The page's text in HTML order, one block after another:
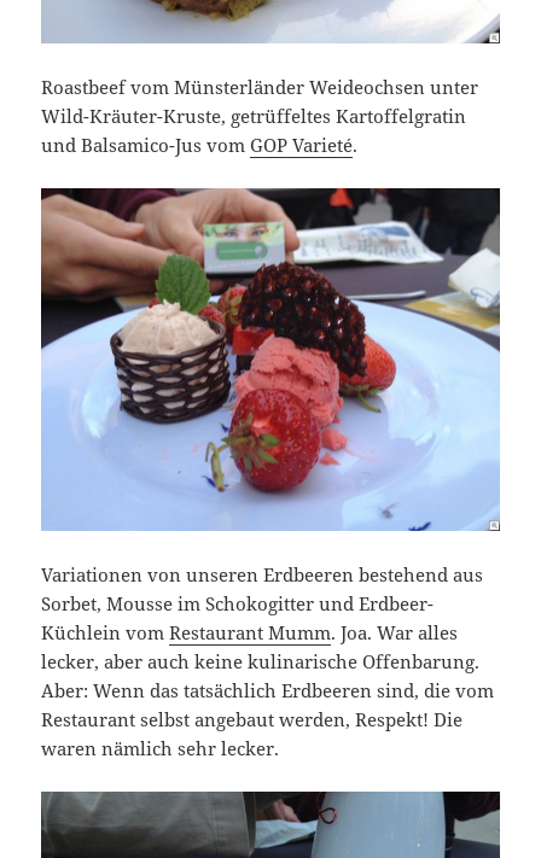
Roastbeef vom Münsterländer Weideochsen unter
Wild-Kräuter-Kruste, getrüffeltes Kartoffelgratin
und Balsamico-Jus vomGOP Varieté.
Variationen von unseren Erdbeeren bestehend aus
Sorbet, Mousse im Schokogitter und Erdbeer-
Küchlein vomRestaurant Mumm. Joa. War alles
lecker, aber auch keine kulinarische Offenbarung.
Aber: Wenn das tatsächlich Erdbeeren sind, die vom
Restaurant selbst angebaut werden, Respekt! Die
waren nämlich sehr lecker.